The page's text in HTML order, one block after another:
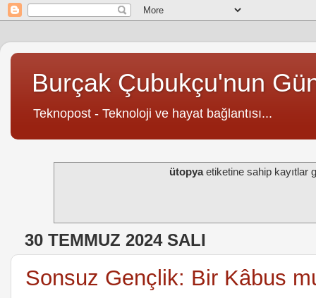
Burçak Çubukçu'nun
Teknopost - Teknoloji ve hayat bağlantısı...
ütopyaetiketine sahip kayıtlar
30 TEMMUZ 2024 SALI
Sonsuz Gençlik: Bir Kâbus